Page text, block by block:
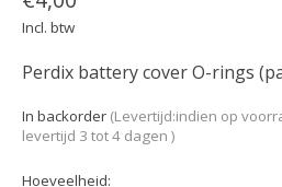
Incl. btw
Perdix battery cover O-rings
In backorder (Levertijd:indien op
levertijd 3 tot 4 dagen )
Hoeveelheid: